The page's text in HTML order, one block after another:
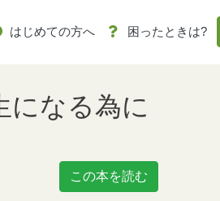
はじめての方へ 困ったときは?
になる為に
この本を読む